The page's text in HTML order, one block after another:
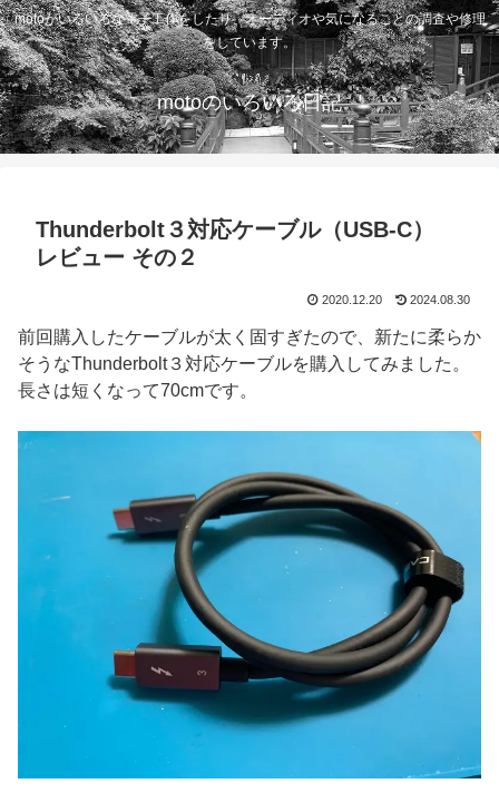
motoがいろいろな電子工作をしたり、オーディオや気になることの調査や修理
をしています。
motoのいろいろ日記
Thunderbolt３対応ケーブル（USB-C）
レビュー その２
2020.12.20 2024.08.30
前回購入したケーブルが太く固すぎたので、新たに柔らか
そうなThunderbolt３対応ケーブルを購入してみました。
長さは短くなって70cmです。